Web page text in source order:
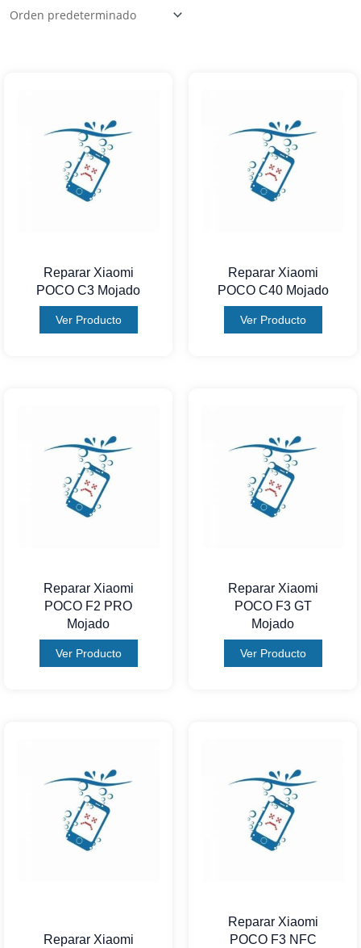
Reparar Xiaomi
POCO C3 Mojado
Ver Producto
Reparar Xiaomi
POCO C40 Mojado
Ver Producto
Reparar Xiaomi
POCO F2 PRO
Mojado
Ver Producto
Reparar Xiaomi
POCO F3 GT
Mojado
Ver Producto
Reparar Xiaomi
Reparar Xiaomi
POCO F3 NFC